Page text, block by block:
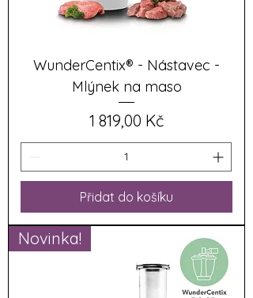
WunderCentix® - Nástavec -
Mlýnek na maso
Cena
1 819,00 Kč
Přidat do košíku
Novinka!